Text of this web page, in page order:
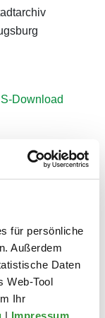
für persönliche
Außerdem
Daten
Web-Tool
Ihr
| Impressum
Download
des 13.
Stadtrecht
jähriges
verschiedene
um 1276